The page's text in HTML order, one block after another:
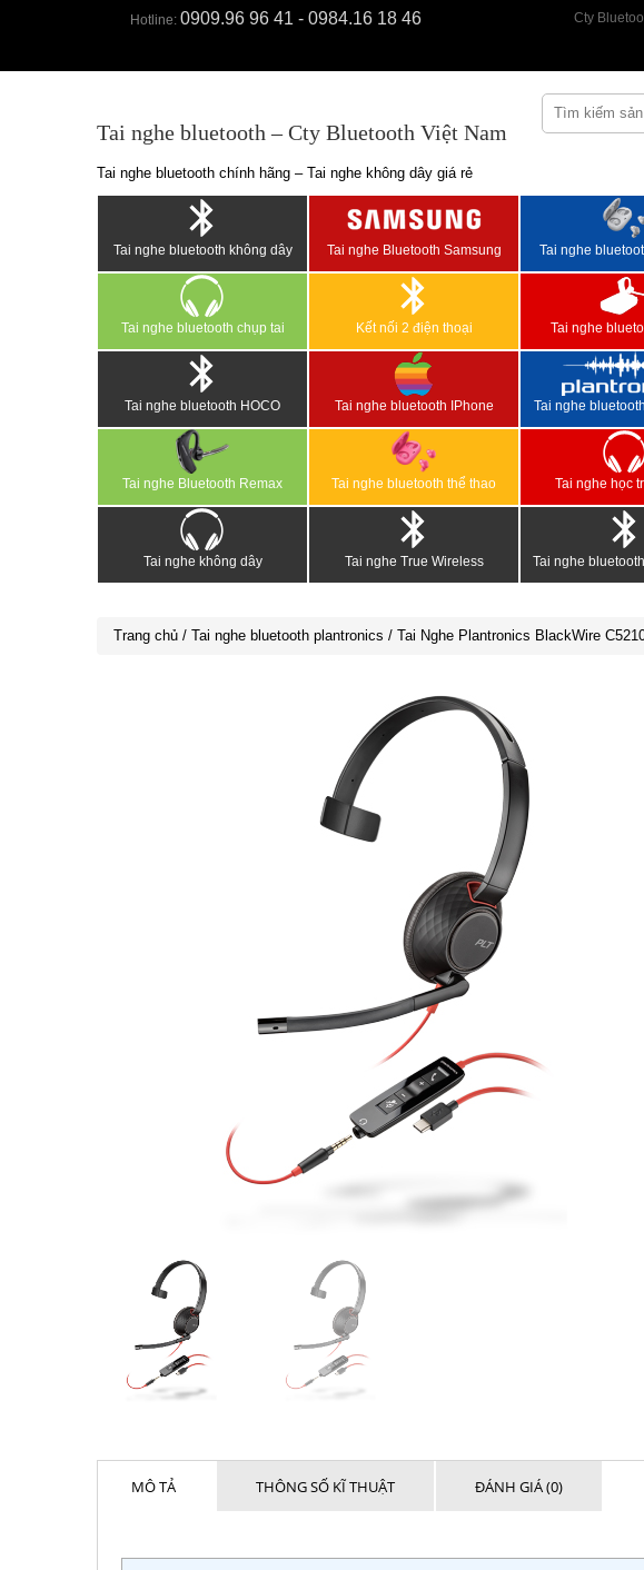
Hotline: 0909.96 96 41 - 0984.16 18 46 Cty
Tai nghe bluetooth – Cty Bluetooth Việt Nam
Tai nghe bluetooth chính hãng – Tai nghe không dây giá rẻ
Tai nghe bluetooth không dây Tai nghe Bluetooth Samsung Tai nghe
Tai nghe bluetooth chụp tai Kết nối 2 điện thoại Tai nghe
Tai nghe bluetooth HOCO Tai nghe bluetooth IPhone Tai nghe
Tai nghe Bluetooth Remax Tai nghe bluetooth thể thao Tai nghe học
Tai nghe không dây Tai nghe True Wireless Tai nghe
Trang chủ / Tai nghe bluetooth plantronics / Tai Nghe Plantronics BlackWire
MÔ TẢ THÔNG SỐ KĨ THUẬT ĐÁNH GIÁ (0)